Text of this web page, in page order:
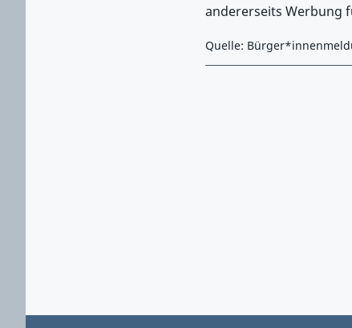
andererseits Werbung
Quelle: